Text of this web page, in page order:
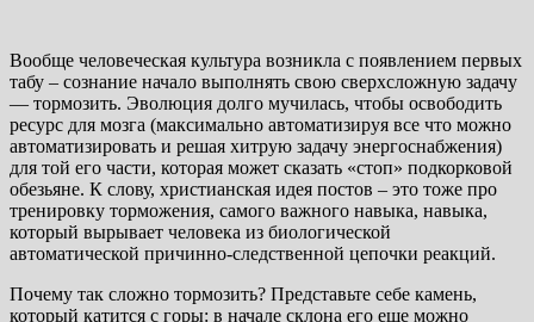
Вообще человеческая культура возникла с появлением первых
табу – сознание начало выполнять свою сверхсложную задачу
— тормозить. Эволюция долго мучилась, чтобы освободить
ресурс для мозга (максимально автоматизируя все что можно
автоматизировать и решая хитрую задачу энергоснабжения)
для той его части, которая может сказать «стоп» подкорковой
обезьяне. К слову, христианская идея постов – это тоже про
тренировку торможения, самого важного навыка, навыка,
который вырывает человека из биологической
автоматической причинно-следственной цепочки реакций.
Почему так сложно тормозить? Представьте себе камень,
который катится с горы: в начале склона его еще можно